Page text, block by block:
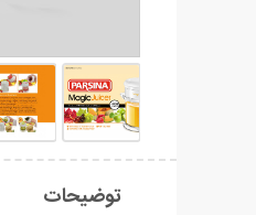
توضیحات